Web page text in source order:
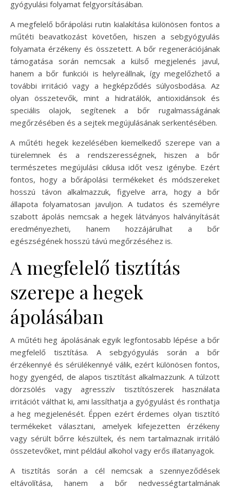
gyógyulási folyamat felgyorsításában.
A megfelelő bőrápolási rutin kialakítása különösen fontos a
műtéti beavatkozást követően, hiszen a sebgyógyulás
folyamata érzékeny és összetett. A bőr regenerációjának
támogatása során nemcsak a külső megjelenés javul,
hanem a bőr funkciói is helyreállnak, így megelőzhető a
további irritáció vagy a hegképződés súlyosbodása. Az
olyan összetevők, mint a hidratálók, antioxidánsok és
speciális olajok, segítenek a bőr rugalmasságának
megőrzésében és a sejtek megújulásának serkentésében.
A műtéti hegek kezelésében kiemelkedő szerepe van a
türelemnek és a rendszerességnek, hiszen a bőr
természetes megújulási ciklusa időt vesz igénybe. Ezért
fontos, hogy a bőrápolási termékeket és módszereket
hosszú távon alkalmazzuk, figyelve arra, hogy a bőr
állapota folyamatosan javuljon. A tudatos és személyre
szabott ápolás nemcsak a hegek látványos halványítását
eredményezheti, hanem hozzájárulhat a bőr
egészségének hosszú távú megőrzéséhez is.
A megfelelő tisztítás
szerepe a hegek
ápolásában
A műtéti heg ápolásának egyik legfontosabb lépése a bőr
megfelelő tisztítása. A sebgyógyulás során a bőr
érzékennyé és sérülékennyé válik, ezért különösen fontos,
hogy gyengéd, de alapos tisztítást alkalmazzunk. A túlzott
dörzsölés vagy agresszív tisztítószerek használata
irritációt válthat ki, ami lassíthatja a gyógyulást és ronthatja
a heg megjelenését. Éppen ezért érdemes olyan tisztító
termékeket választani, amelyek kifejezetten érzékeny
vagy sérült bőrre készültek, és nem tartalmaznak irritáló
összetevőket, mint például alkohol vagy erős illatanyagok.
A tisztítás során a cél nemcsak a szennyeződések
eltávolítása, hanem a bőr nedvességtartalmának